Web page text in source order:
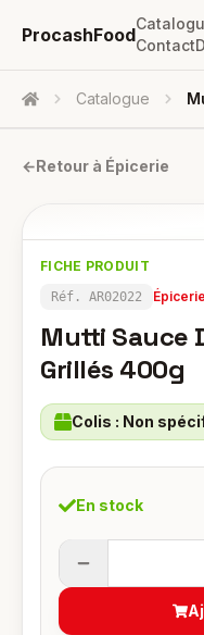
ProcashFoodContact
Accueil Catalogue
←Retour à Épicerie
FICHE PRODUIT
Réf. AR02022 Épicerie
Mutti Sauce
Grillés 400g
Colis : Non
En stock